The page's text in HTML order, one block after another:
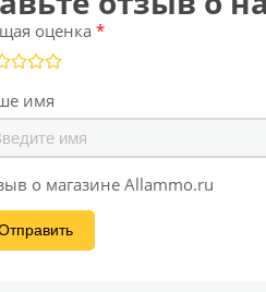
оценка
имя
о магазине Allammo.ru